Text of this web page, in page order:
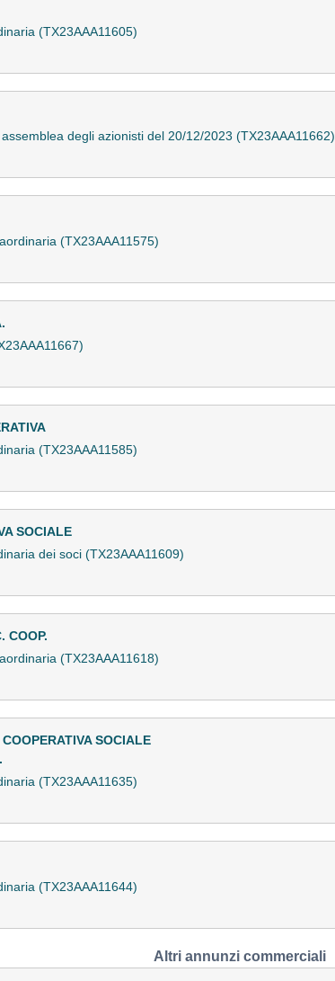
(TX23AAA11605)
degli azionisti del 20/12/2023 (TX23AAA11662)
(TX23AAA11575)
(TX23AAA11585)
SOCIALE
dei soci (TX23AAA11609)
COOP.
(TX23AAA11618)
SOCIALE
(TX23AAA11635)
(TX23AAA11644)
Altri annunzi commerciali